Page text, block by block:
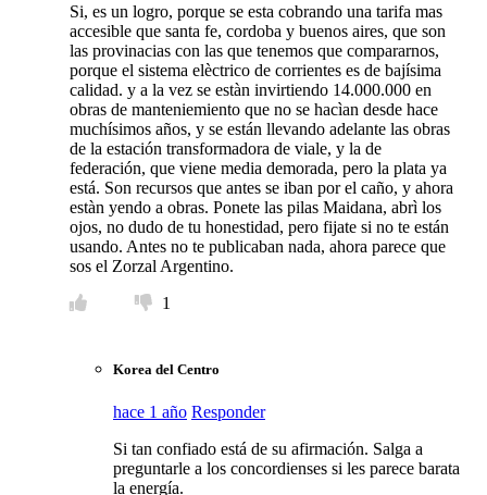
Si, es un logro, porque se esta cobrando una tarifa mas
accesible que santa fe, cordoba y buenos aires, que son
las provinacias con las que tenemos que compararnos,
porque el sistema elèctrico de corrientes es de bajísima
calidad. y a la vez se estàn invirtiendo 14.000.000 en
obras de manteniemiento que no se hacìan desde hace
muchísimos años, y se están llevando adelante las obras
de la estación transformadora de viale, y la de
federación, que viene media demorada, pero la plata ya
está. Son recursos que antes se iban por el caño, y ahora
estàn yendo a obras. Ponete las pilas Maidana, abrì los
ojos, no dudo de tu honestidad, pero fijate si no te están
usando. Antes no te publicaban nada, ahora parece que
sos el Zorzal Argentino.
1
Korea del Centro
hace 1 año Responder
Si tan confiado está de su afirmación. Salga a
preguntarle a los concordienses si les parece barata
la energía.